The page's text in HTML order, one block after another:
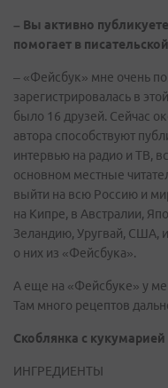
– Вы активно
помогает в
– «Фейсбук» мне очень
зарегистрировалась в
было 16 друзей. Сейчас
автора способствуют
интервью на радио и ТВ,
основном местные
выйти на всю Россию и
на Кипре, в Австралии,
Зеландию, Уругвай, США,
о них из «Фейсбука».
А еще на «Фейсбуке» у
Там много рецептов
Скоблянка с
ИНГРЕДИЕНТЫ